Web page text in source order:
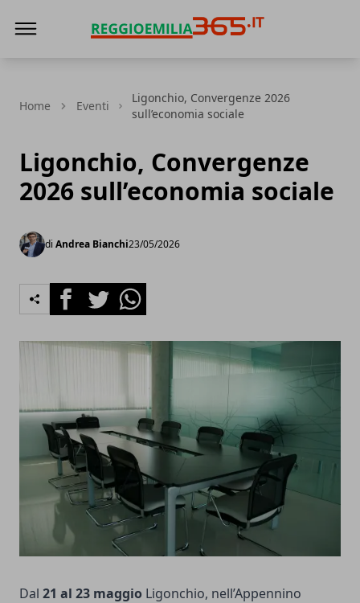
Home Eventi
Ligonchio, Convergenze 2026
sull’economia sociale
Ligonchio, Convergenze
2026 sull’economia sociale
di Andrea Bianchi23/05/2026
FacebookTwitterWhatsapp
Dal 21 al 23 maggio Ligonchio, nell’Appennino